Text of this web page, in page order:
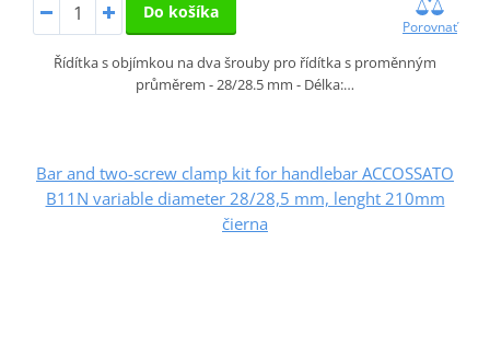
Do košíka
Porovnať
Řídítka s objímkou na dva šrouby pro řídítka s proměnným
průměrem - 28/28.5 mm - Délka:…
Bar and two-screw clamp kit for handlebar ACCOSSATO
B11N variable diameter 28/28,5 mm, lenght 210mm
čierna